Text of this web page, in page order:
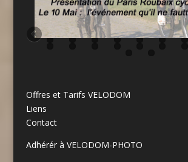
Offres et Tarifs VELODOM
Liens
Contact
Adhérér à VELODOM-PHOTO